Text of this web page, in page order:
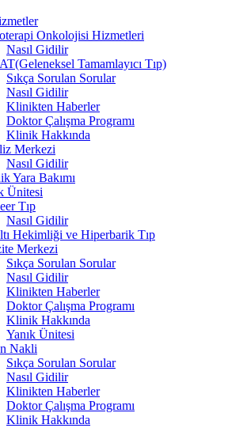
Onkolojisi Hizmetleri
Nasıl Gidilir
Tamamlayıcı Tıp)
Sıkça Sorulan Sorular
Nasıl Gidilir
Klinikten Haberler
Doktor Çalışma Programı
Klinik Hakkında
Merkezi
Nasıl Gidilir
Yara Bakımı
Ünitesi
Tıp
Nasıl Gidilir
Hekimliği ve Hiperbarik Tıp
Merkezi
Sıkça Sorulan Sorular
Nasıl Gidilir
Klinikten Haberler
Doktor Çalışma Programı
Klinik Hakkında
Yanık Ünitesi
Nakli
Sıkça Sorulan Sorular
Nasıl Gidilir
Klinikten Haberler
Doktor Çalışma Programı
Klinik Hakkında